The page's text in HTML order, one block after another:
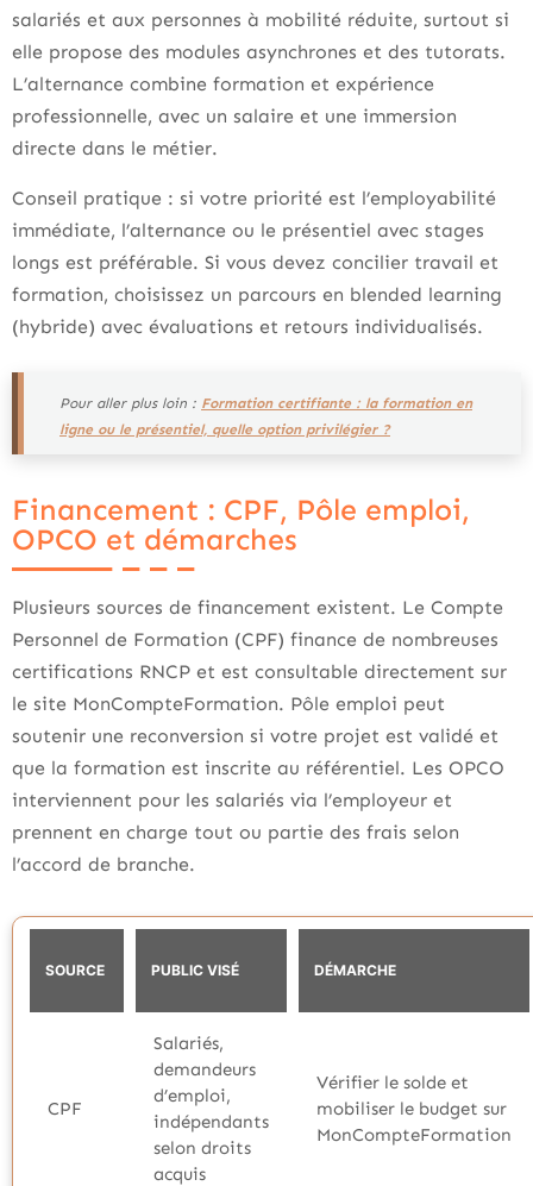
salariés et aux personnes à mobilité réduite, surtout si
elle propose des modules asynchrones et des tutorats.
L’alternance combine formation et expérience
professionnelle, avec un salaire et une immersion
directe dans le métier.
Conseil pratique : si votre priorité est l’employabilité
immédiate, l’alternance ou le présentiel avec stages
longs est préférable. Si vous devez concilier travail et
formation, choisissez un parcours en blended learning
(hybride) avec évaluations et retours individualisés.
Pour aller plus loin : Formation certifiante : la formation en
ligne ou le présentiel, quelle option privilégier ?
Financement : CPF, Pôle emploi,
OPCO et démarches
Plusieurs sources de financement existent. Le Compte
Personnel de Formation (CPF) finance de nombreuses
certifications RNCP et est consultable directement sur
le site MonCompteFormation. Pôle emploi peut
soutenir une reconversion si votre projet est validé et
que la formation est inscrite au référentiel. Les OPCO
interviennent pour les salariés via l’employeur et
prennent en charge tout ou partie des frais selon
l’accord de branche.
SOURCE PUBLIC VISÉ DÉMARCHE
CPF
Salariés,
demandeurs
d’emploi,
indépendants
selon droits
acquis
Vérifier le solde et
mobiliser le budget sur
MonCompteFormation